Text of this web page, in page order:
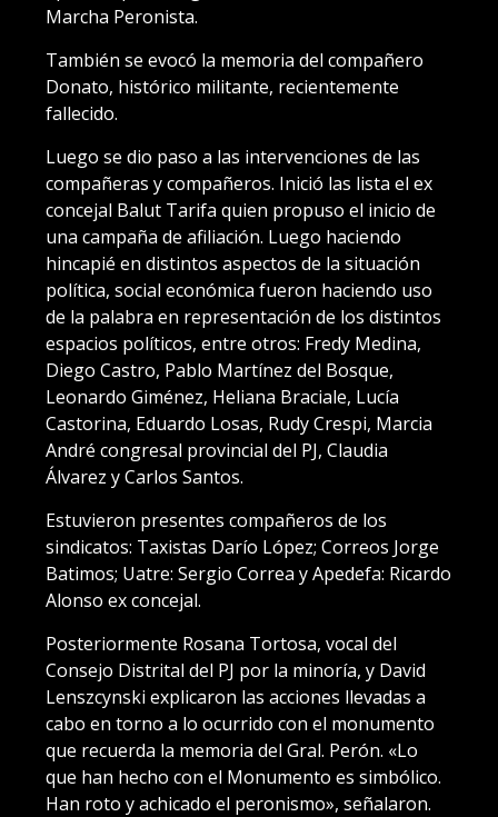
Marcha Peronista.
También se evocó la memoria del compañero
Donato, histórico militante, recientemente
fallecido.
Luego se dio paso a las intervenciones de las
compañeras y compañeros. Inició las lista el ex
concejal Balut Tarifa quien propuso el inicio de
una campaña de afiliación. Luego haciendo
hincapié en distintos aspectos de la situación
política, social económica fueron haciendo uso
de la palabra en representación de los distintos
espacios políticos, entre otros: Fredy Medina,
Diego Castro, Pablo Martínez del Bosque,
Leonardo Giménez, Heliana Braciale, Lucía
Castorina, Eduardo Losas, Rudy Crespi, Marcia
André congresal provincial del PJ, Claudia
Álvarez y Carlos Santos.
Estuvieron presentes compañeros de los
sindicatos: Taxistas Darío López; Correos Jorge
Batimos; Uatre: Sergio Correa y Apedefa: Ricardo
Alonso ex concejal.
Posteriormente Rosana Tortosa, vocal del
Consejo Distrital del PJ por la minoría, y David
Lenszcynski explicaron las acciones llevadas a
cabo en torno a lo ocurrido con el monumento
que recuerda la memoria del Gral. Perón. «Lo
que han hecho con el Monumento es simbólico.
Han roto y achicado el peronismo», señalaron.